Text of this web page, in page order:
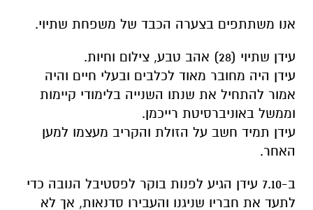
אנו משתתפים בצערה הכבד של משפחת שתיוי.
עידן שתיוי (28) אהב טבע, צילום וחיות.
עידן היה מחובר מאוד לכלבים ובעלי חיים והיה
אמור להתחיל את שנתו השנייה בלימודי קיימות
וממשל באוניברסיטת רייכמן.
עידן תמיד חשב על הזולת והקריב מעצמו למען
האחר.
ב-7.10 עידן הגיע לפנות בוקר לפסטיבל הנובה כדי
לתעד את חבריו שניגנו והעבירו סדנאות, אך לא